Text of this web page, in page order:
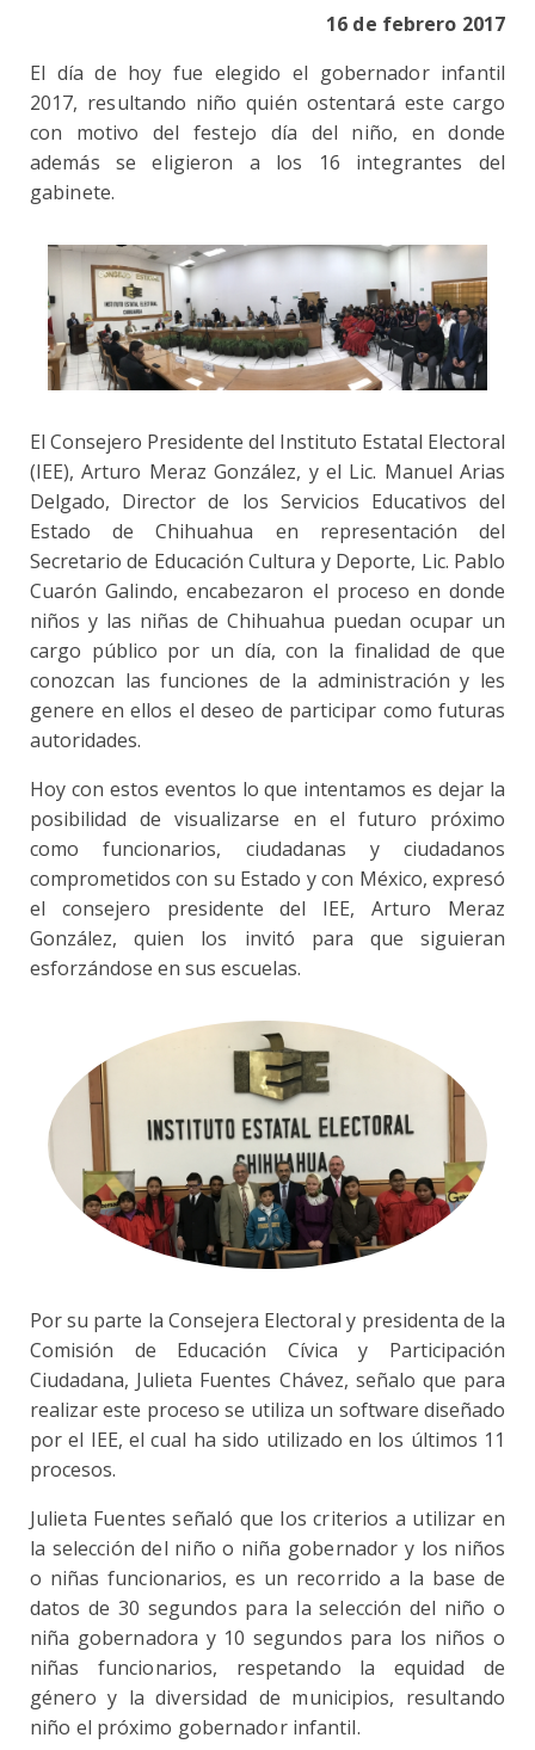
16 de febrero 2017
El día de hoy fue elegido el gobernador infantil
2017, resultando niño quién ostentará este cargo
con motivo del festejo día del niño, en donde
además se eligieron a los 16 integrantes del
gabinete.
El Consejero Presidente del Instituto Estatal Electoral
(IEE), Arturo Meraz González, y el Lic. Manuel Arias
Delgado, Director de los Servicios Educativos del
Estado de Chihuahua en representación del
Secretario de Educación Cultura y Deporte, Lic. Pablo
Cuarón Galindo, encabezaron el proceso en donde
niños y las niñas de Chihuahua puedan ocupar un
cargo público por un día, con la finalidad de que
conozcan las funciones de la administración y les
genere en ellos el deseo de participar como futuras
autoridades.
Hoy con estos eventos lo que intentamos es dejar la
posibilidad de visualizarse en el futuro próximo
como funcionarios, ciudadanas y ciudadanos
comprometidos con su Estado y con México, expresó
el consejero presidente del IEE, Arturo Meraz
González, quien los invitó para que siguieran
esforzándose en sus escuelas.
Por su parte la Consejera Electoral y presidenta de la
Comisión de Educación Cívica y Participación
Ciudadana, Julieta Fuentes Chávez, señalo que para
realizar este proceso se utiliza un software diseñado
por el IEE, el cual ha sido utilizado en los últimos 11
procesos.
Julieta Fuentes señaló que los criterios a utilizar en
la selección del niño o niña gobernador y los niños
o niñas funcionarios, es un recorrido a la base de
datos de 30 segundos para la selección del niño o
niña gobernadora y 10 segundos para los niños o
niñas funcionarios, respetando la equidad de
género y la diversidad de municipios, resultando
niño el próximo gobernador infantil.